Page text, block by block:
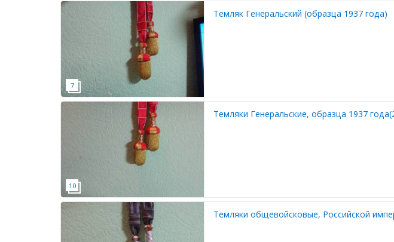
Темляк Генеральский (образца 1937 года)
Темляки Генеральские, образца 1937
Темляки общевойсковые, Российской